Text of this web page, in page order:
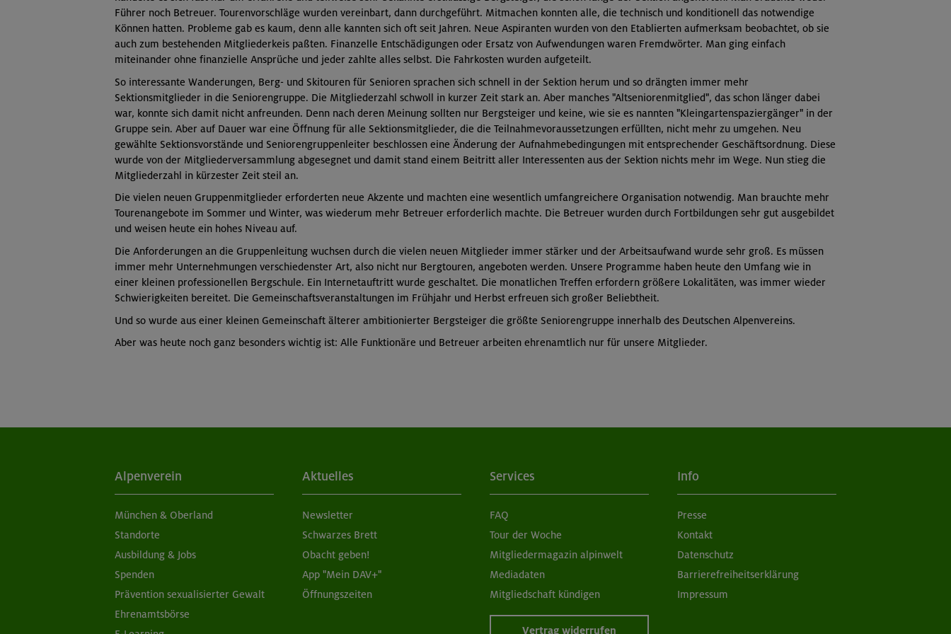
Führer noch Betreuer. Tourenvorschläge wurden vereinbart, dann durchgeführt. Mitmachen konnten alle, die technisch und konditionell das notwendige
Können hatten. Probleme gab es kaum, denn alle kannten sich oft seit Jahren. Neue Aspiranten wurden von den Etablierten aufmerksam beobachtet, ob sie
auch zum bestehenden Mitgliederkeis paßten. Finanzelle Entschädigungen oder Ersatz von Aufwendungen waren Fremdwörter. Man ging einfach
miteinander ohne finanzielle Ansprüche und jeder zahlte alles selbst. Die Fahrkosten wurden aufgeteilt.
So interessante Wanderungen, Berg- und Skitouren für Senioren sprachen sich schnell in der Sektion herum und so drängten immer mehr
Sektionsmitglieder in die Seniorengruppe. Die Mitgliederzahl schwoll in kurzer Zeit stark an. Aber manches "Altseniorenmitglied", das schon länger dabei
war, konnte sich damit nicht anfreunden. Denn nach deren Meinung sollten nur Bergsteiger und keine, wie sie es nannten "Kleingartenspaziergänger" in der
Gruppe sein. Aber auf Dauer war eine Öffnung für alle Sektionsmitglieder, die die Teilnahmevoraussetzungen erfüllten, nicht mehr zu umgehen. Neu
gewählte Sektionsvorstände und Seniorengruppenleiter beschlossen eine Änderung der Aufnahmebedingungen mit entsprechender Geschäftsordnung. Diese
wurde von der Mitgliederversammlung abgesegnet und damit stand einem Beitritt aller Interessenten aus der Sektion nichts mehr im Wege. Nun stieg die
Mitgliederzahl in kürzester Zeit steil an.
Die vielen neuen Gruppenmitglieder erforderten neue Akzente und machten eine wesentlich umfangreichere Organisation notwendig. Man brauchte mehr
Tourenangebote im Sommer und Winter, was wiederum mehr Betreuer erforderlich machte. Die Betreuer wurden durch Fortbildungen sehr gut ausgebildet
und weisen heute ein hohes Niveau auf.
Die Anforderungen an die Gruppenleitung wuchsen durch die vielen neuen Mitglieder immer stärker und der Arbeitsaufwand wurde sehr groß. Es müssen
immer mehr Unternehmungen verschiedenster Art, also nicht nur Bergtouren, angeboten werden. Unsere Programme haben heute den Umfang wie in
einer kleinen professionellen Bergschule. Ein Internetauftritt wurde geschaltet. Die monatlichen Treffen erfordern größere Lokalitäten, was immer wieder
Schwierigkeiten bereitet. Die Gemeinschaftsveranstaltungen im Frühjahr und Herbst erfreuen sich großer Beliebtheit.
Und so wurde aus einer kleinen Gemeinschaft älterer ambitionierter Bergsteiger die größte Seniorengruppe innerhalb des Deutschen Alpenvereins.
Aber was heute noch ganz besonders wichtig ist: Alle Funktionäre und Betreuer arbeiten ehrenamtlich nur für unsere Mitglieder.
Alpenverein
München & Oberland
Standorte
Ausbildung & Jobs
Spenden
Prävention sexualisierter Gewalt
Ehrenamtsbörse
Aktuelles
Newsletter
Schwarzes Brett
Obacht geben!
App "Mein DAV+"
Öffnungszeiten
Services
FAQ
Tour der Woche
Mitgliedermagazin alpinwelt
Mediadaten
Mitgliedschaft kündigen
Vertrag widerrufen
Info
Presse
Kontakt
Datenschutz
Barrierefreiheitserklärung
Impressum